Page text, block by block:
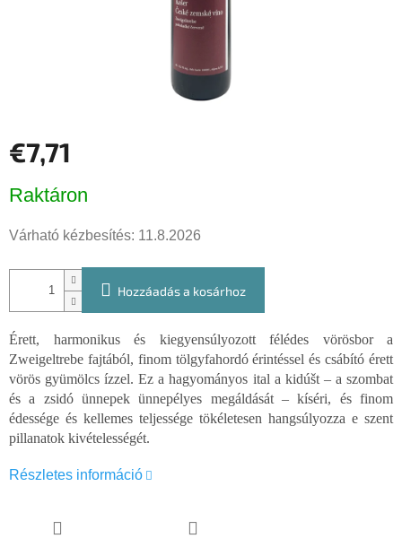
€7,71
Raktáron
Várható kézbesítés: 11.8.2026
Hozzáadás a kosárhoz
Érett, harmonikus és kiegyensúlyozott félédes vörösbor a
Zweigeltrebe fajtából, finom tölgyfahordó érintéssel és csábító érett
vörös gyümölcs ízzel. Ez a hagyományos ital a kidúšt – a szombat
és a zsidó ünnepek ünnepélyes megáldását – kíséri, és finom
édessége és kellemes teljessége tökéletesen hangsúlyozza e szent
pillanatok kivételességét.
Részletes információ